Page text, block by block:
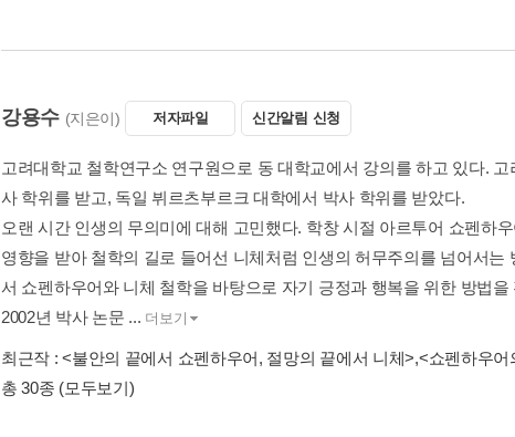
강용수 (지은이) 저자파일 신간알림 신청
고려대학교 철학연구소 연구원으로 동 대학교에서 강의를 하고 있다.
사 학위를 받고, 독일 뷔르츠부르크 대학에서 박사 학위를 받았다.
오랜 시간 인생의 무의미에 대해 고민했다. 학창 시절 아르투어 쇼펜하
영향을 받아 철학의 길로 들어선 니체처럼 인생의 허무주의를 넘어서
서 쇼펜하우어와 니체 철학을 바탕으로 자기 긍정과 행복을 위한 방법을
2002년 박사 논문 ... 더보기
최근작 :<불안의 끝에서 쇼펜하우어, 절망의 끝에서 니체>,<쇼펜하우어
총 30종 (모두보기)